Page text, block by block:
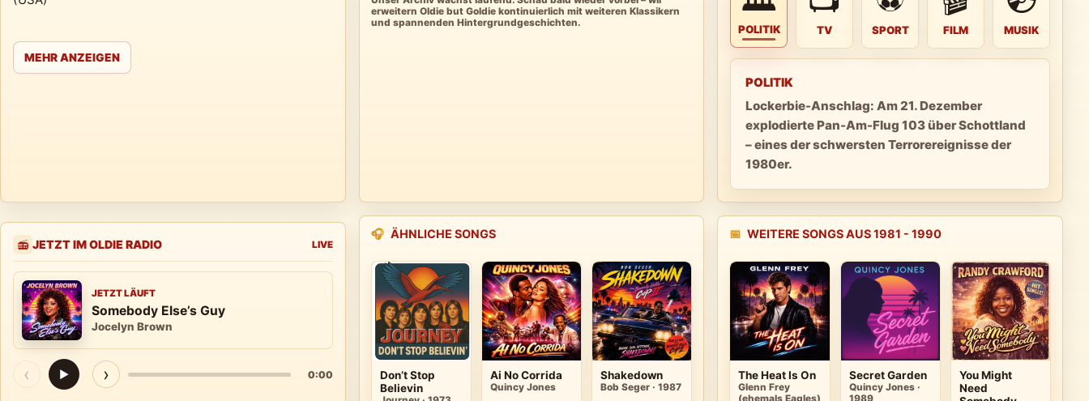
MEHR ANZEIGEN
erweitern Oldie but Goldie kontinuierlich mit weiteren Klassikern
und spannenden Hintergrundgeschichten.
POLITIK TV SPORT FILM MUSIK
POLITIK
Lockerbie-Anschlag: Am 21. Dezember
explodierte Pan-Am-Flug 103 über Schottland
– eines der schwersten Terrorereignisse der
1980er.
📻 JETZT IM OLDIE RADIO LIVE
JETZT LÄUFT
Somebody Else’s Guy
Jocelyn Brown
‹ ▶ › 0:00
🎧 ÄHNLICHE SONGS
Don’t Stop
Believin
Ai No Corrida
Quincy Jones
Shakedown
Bob Seger · 1987
📅 WEITERE SONGS AUS 1981 - 1990
The Heat Is On
Glenn Frey
Secret Garden
Quincy Jones ·
You Might
Need